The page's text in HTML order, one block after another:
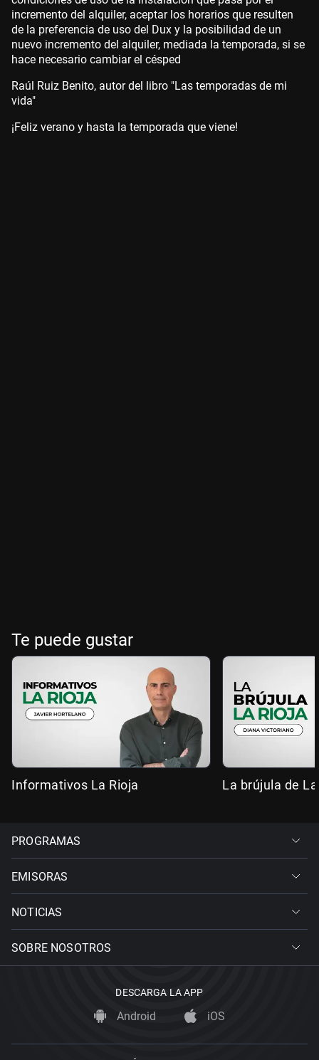
incremento del alquiler, aceptar los horarios que resulten
de la preferencia de uso del Dux y la posibilidad de un
nuevo incremento del alquiler, mediada la temporada, si se
hace necesario cambiar el césped
Raúl Ruiz Benito, autor del libro "Las temporadas de mi
vida"
¡Feliz verano y hasta la temporada que viene!
Te puede gustar
Informativos La Rioja La brújula de
PROGRAMAS
EMISORAS
NOTICIAS
SOBRE NOSOTROS
DESCARGA LA APP
Android iOS